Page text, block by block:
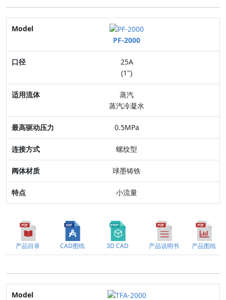
Model
口径
适用流体
最高驱动压力
阀体材质
特点
PF-2000
25A
(1")
蒸汽
蒸汽冷凝水
0.5MPa
螺纹型
球墨铸铁
小流量
产品目录 CAD图纸 3D CAD 产品说明书 产品图纸
Model